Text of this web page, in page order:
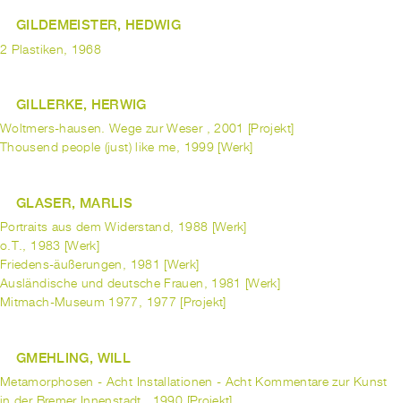
GILDEMEISTER, HEDWIG
2 Plastiken, 1968
GILLERKE, HERWIG
Woltmers-hausen. Wege zur Weser , 2001 [Projekt]
Thousend people (just) like me, 1999 [Werk]
GLASER, MARLIS
Portraits aus dem Widerstand, 1988 [Werk]
o.T., 1983 [Werk]
Friedens-äußerungen, 1981 [Werk]
Ausländische und deutsche Frauen, 1981 [Werk]
Mitmach-Museum 1977, 1977 [Projekt]
GMEHLING, WILL
Metamorphosen - Acht Installationen - Acht Kommentare zur Kunst